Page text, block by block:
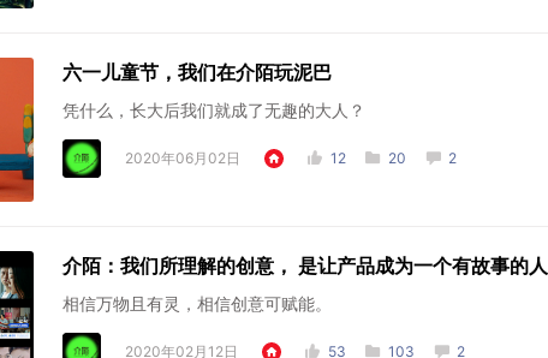
六一儿童节，我们在介陌玩泥巴
凭什么，长大后我们就成了无趣的大人？
2020年06月02日 12 20 2
介陌：我们所理解的创意， 是让产品成为一个有故事的人
相信万物且有灵，相信创意可赋能。
2020年02月12日 53 103 2